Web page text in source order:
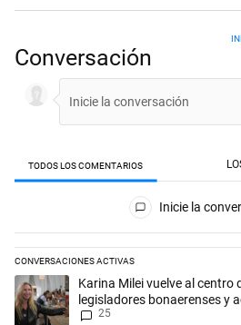
Conversación
TODOS LOS COMENTARIOS
Todos los comentarios
Inicie la
CONVERSACIONES ACTIVAS
Este listado muestra los artículos con
Un artículo de tendencia con el título
Karina Milei vuelve al centro
legisladores bonaerenses y
2027
25